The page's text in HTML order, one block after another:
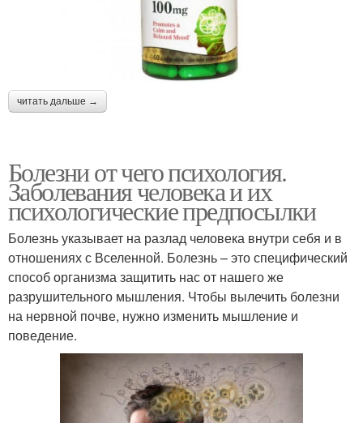
читать дальше →
Болезни от чего психология.
Заболевания человека и их
психологические предпосылки
Болезнь указывает на разлад человека внутри себя и в
отношениях с Вселенной. Болезнь – это специфический
способ организма защитить нас от нашего же
разрушительного мышления. Чтобы вылечить болезни
на нервной почве, нужно изменить мышление и
поведение.